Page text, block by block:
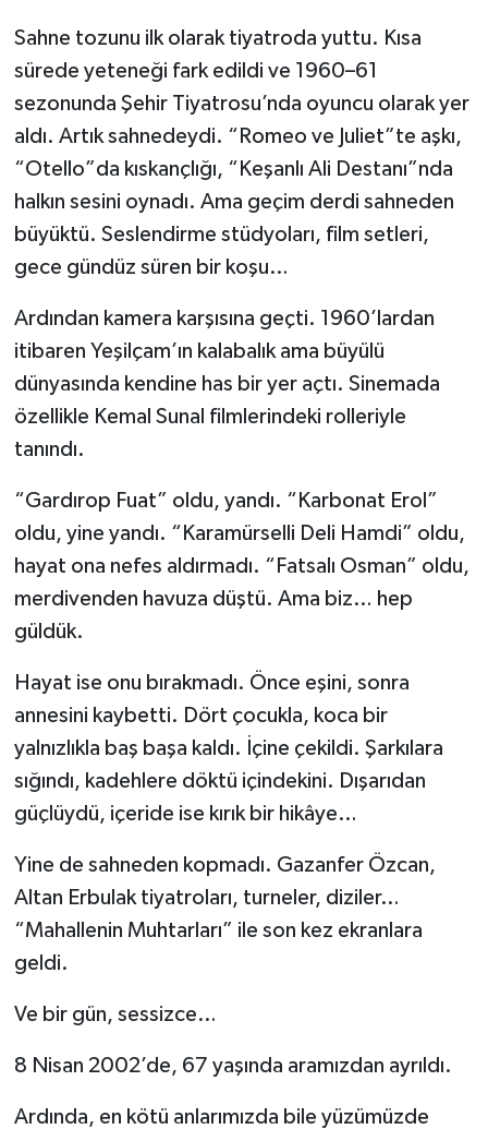
Sahne tozunu ilk olarak tiyatroda yuttu. Kısa
sürede yeteneği fark edildi ve 1960–61
sezonunda Şehir Tiyatrosu’nda oyuncu olarak yer
aldı. Artık sahnedeydi. “Romeo ve Juliet”te aşkı,
“Otello”da kıskançlığı, “Keşanlı Ali Destanı”nda
halkın sesini oynadı. Ama geçim derdi sahneden
büyüktü. Seslendirme stüdyoları, film setleri,
gece gündüz süren bir koşu…
Ardından kamera karşısına geçti. 1960’lardan
itibaren Yeşilçam’ın kalabalık ama büyülü
dünyasında kendine has bir yer açtı. Sinemada
özellikle Kemal Sunal filmlerindeki rolleriyle
tanındı.
“Gardırop Fuat” oldu, yandı. “Karbonat Erol”
oldu, yine yandı. “Karamürselli Deli Hamdi” oldu,
hayat ona nefes aldırmadı. “Fatsalı Osman” oldu,
merdivenden havuza düştü. Ama biz… hep
güldük.
Hayat ise onu bırakmadı. Önce eşini, sonra
annesini kaybetti. Dört çocukla, koca bir
yalnızlıkla baş başa kaldı. İçine çekildi. Şarkılara
sığındı, kadehlere döktü içindekini. Dışarıdan
güçlüydü, içeride ise kırık bir hikâye…
Yine de sahneden kopmadı. Gazanfer Özcan,
Altan Erbulak tiyatroları, turneler, diziler…
“Mahallenin Muhtarları” ile son kez ekranlara
geldi.
Ve bir gün, sessizce…
8 Nisan 2002’de, 67 yaşında aramızdan ayrıldı.
Ardında, en kötü anlarımızda bile yüzümüzde